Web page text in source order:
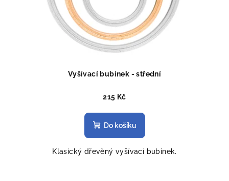
Vyšívací bubínek - střední
215 Kč
Do košíku
Klasický dřevěný vyšívací bubínek.